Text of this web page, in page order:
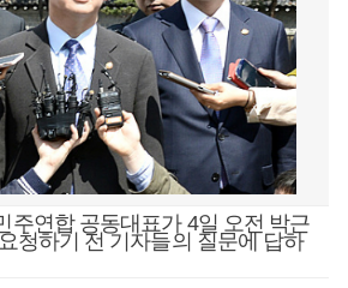
주연합 공동대표가 4일 오전 박근
청하기 전 기자들의 질문에 답하